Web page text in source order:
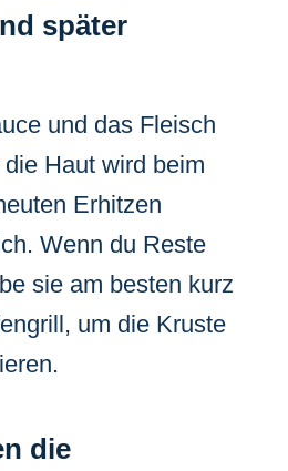
später
und das Fleisch
Haut wird beim
Erhitzen
Wenn du Reste
sie am besten kurz
um die Kruste
die